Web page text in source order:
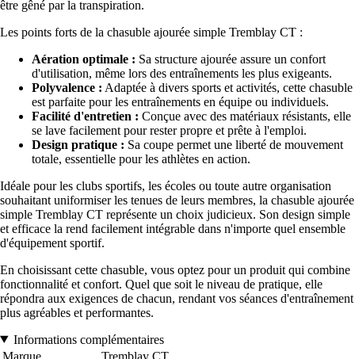
être gêné par la transpiration.
Les points forts de la chasuble ajourée simple Tremblay CT :
Aération optimale : Sa structure ajourée assure un confort
d'utilisation, même lors des entraînements les plus exigeants.
Polyvalence : Adaptée à divers sports et activités, cette chasuble
est parfaite pour les entraînements en équipe ou individuels.
Facilité d'entretien : Conçue avec des matériaux résistants, elle
se lave facilement pour rester propre et prête à l'emploi.
Design pratique : Sa coupe permet une liberté de mouvement
totale, essentielle pour les athlètes en action.
Idéale pour les clubs sportifs, les écoles ou toute autre organisation
souhaitant uniformiser les tenues de leurs membres, la chasuble ajourée
simple Tremblay CT représente un choix judicieux. Son design simple
et efficace la rend facilement intégrable dans n'importe quel ensemble
d'équipement sportif.
En choisissant cette chasuble, vous optez pour un produit qui combine
fonctionnalité et confort. Quel que soit le niveau de pratique, elle
répondra aux exigences de chacun, rendant vos séances d'entraînement
plus agréables et performantes.
Informations complémentaires
Marque
Tremblay CT